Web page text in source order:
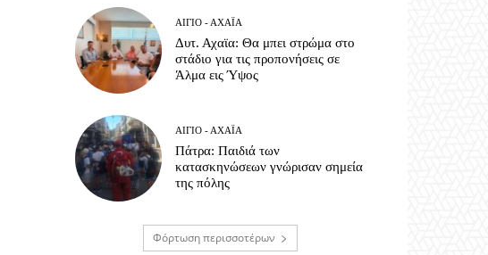
ΑΊΓΙΟ - ΑΧΑΪ́Α
Δυτ. Αχαϊα: Θα μπει στρώμα στο
στάδιο για τις προπονήσεις σε
Άλμα εις Ύψος
ΑΊΓΙΟ - ΑΧΑΪ́Α
Πάτρα: Παιδιά των
κατασκηνώσεων γνώρισαν σημεία
της πόλης
Φόρτωση περισσοτέρων